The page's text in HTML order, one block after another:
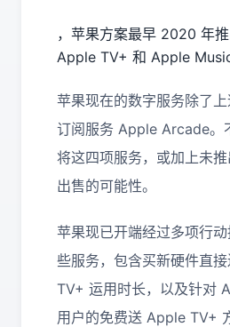
，苹果方案最早 2020 年推
Apple TV+ 和 Apple Music
苹果现在的数字服务除了
订阅服务 Apple Arcade。
将这四项服务，或加上未
出售的可能性。
苹果现已开端经过多项行
些服务，包含买新硬件直
TV+ 运用时长，以及针对
用户的免费送 Apple TV+